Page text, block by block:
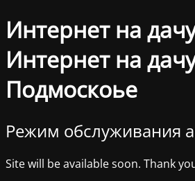
Интернет на
Интернет на
Подмоскоье
Режим обслуживания
Site will be available soon. Thank